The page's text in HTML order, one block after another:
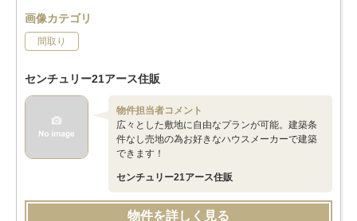
画像カテゴリ
間取り
センチュリー21アース住販
物件担当者コメント
広々とした敷地に自由なプランが可能。建築条
件なし売地の為お好きなハウスメーカーで建築
できます！
センチュリー21アース住販
物件を詳しく見る